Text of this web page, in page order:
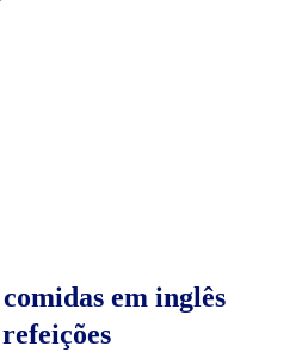
em inglês